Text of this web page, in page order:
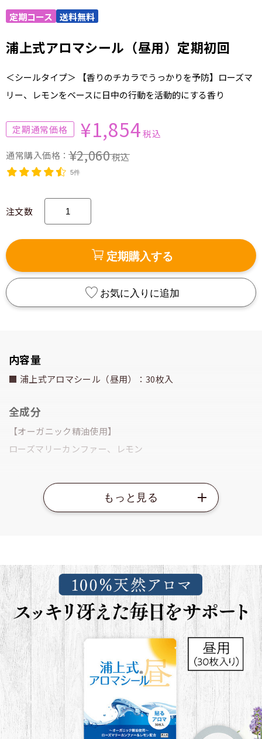
浦上式アロマシール（昼用）定期初回
＜シールタイプ＞ 【香りのチカラでうっかりを予防】ローズマ
リー、レモンをベースに日中の行動を活動的にする香り
¥1,854税込
¥2,060税込
5件
注文数
定期購入する
お気に入りに追加
内容量
■ 浦上式アロマシール（昼用）：30枚入
全成分
【オーガニック精油使用】
ローズマリーカンファー、レモン
ご使用方法
1日1枚を目安にシールをシートからはがし、上着の胸元や襟
使用の目安
1日1枚
使用上の注意
医師の指導、治療を受けている場合は、ご使用前に医師に
ご相談ください。
ご使用中、何らかの異常を感じた場合はすぐにご使用をお
止めください。なお異常が残る場合は、本品を持って医師に
ご相談ください。
ペットを飼われている場合は、ご使用前に獣医師にご相談